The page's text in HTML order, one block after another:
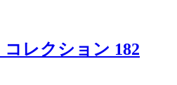
レクション 182